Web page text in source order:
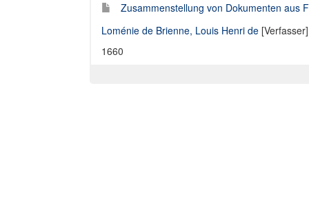
Zusammenstellung von Dokumenten aus
Loménie de Brienne, Louis Henri de [Verfasser]
1660